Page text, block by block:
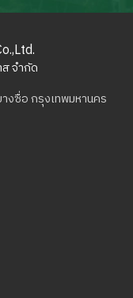
จำกัด
งซื่อกรุงเทพมหานคร